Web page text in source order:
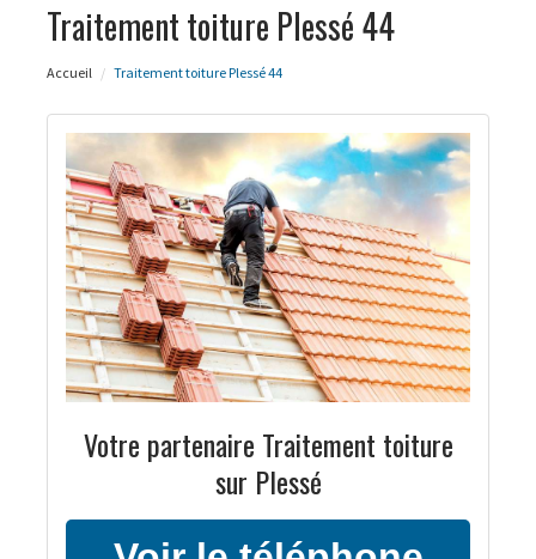
Traitement toiture Plessé 44
Accueil Traitement toiture Plessé 44
Votre partenaire Traitement toiture
sur Plessé